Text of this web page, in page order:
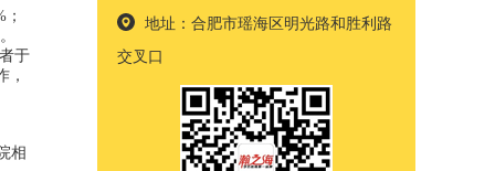
于
，
相
地址：合肥市瑶海区明光路和胜利路
交叉口